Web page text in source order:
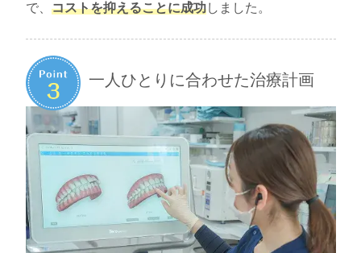
で、 コストを抑えることに成功しました。
一人ひとりに合わせた治療計画